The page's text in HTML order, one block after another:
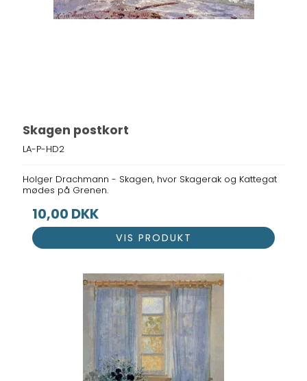
Skagen postkort
LA-P-HD2
Holger Drachmann - Skagen, hvor Skagerak og Kattegat
mødes på Grenen.
10,00 DKK
VIS PRODUKT